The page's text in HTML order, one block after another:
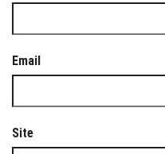
Email
Site